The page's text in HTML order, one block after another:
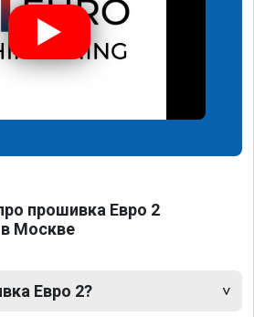
прошивка Евро 2
Москве
Евро 2?